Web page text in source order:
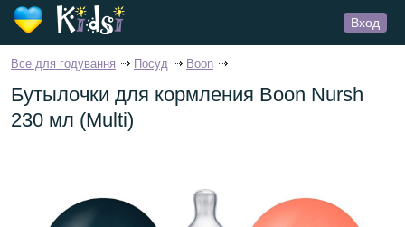
Вход
Все для годування Посуд Boon
Бутылочки для кормления Boon Nursh
230 мл (Multi)